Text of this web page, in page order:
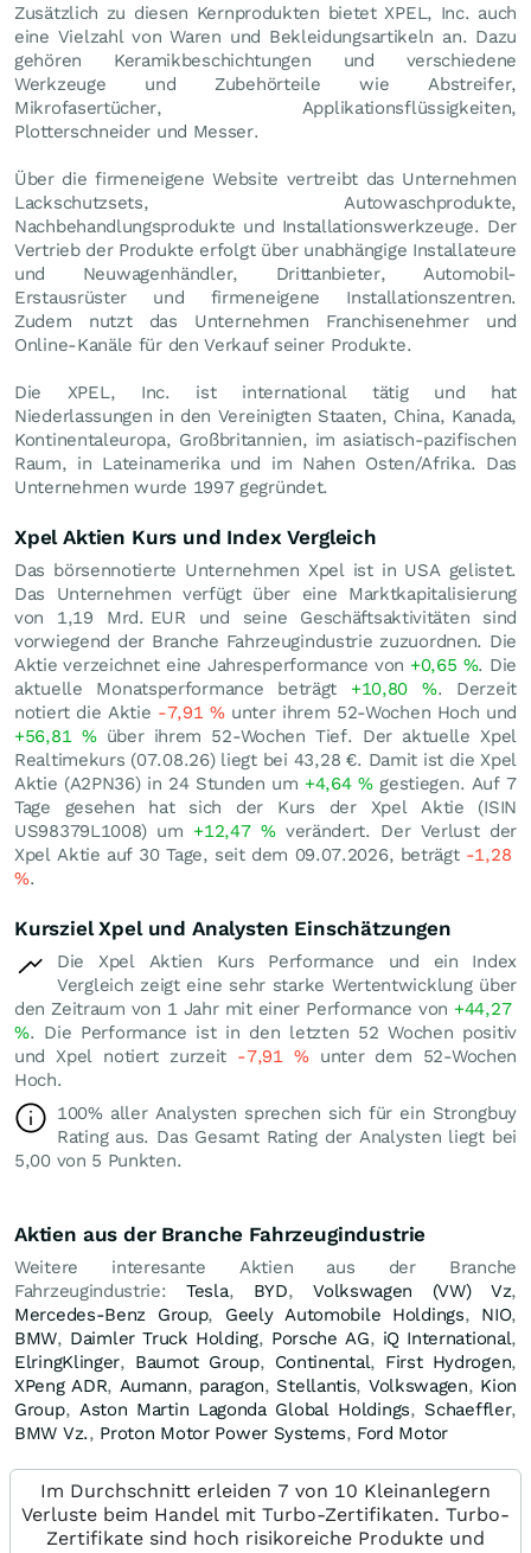
Zusätzlich zu diesen Kernprodukten bietet XPEL, Inc. auch
eine Vielzahl von Waren und Bekleidungsartikeln an. Dazu
gehören Keramikbeschichtungen und verschiedene
Werkzeuge und Zubehörteile wie Abstreifer,
Mikrofasertücher, Applikationsflüssigkeiten,
Plotterschneider und Messer.
Über die firmeneigene Website vertreibt das Unternehmen
Lackschutzsets, Autowaschprodukte,
Nachbehandlungsprodukte und Installationswerkzeuge. Der
Vertrieb der Produkte erfolgt über unabhängige Installateure
und Neuwagenhändler, Drittanbieter, Automobil-
Erstausrüster und firmeneigene Installationszentren.
Zudem nutzt das Unternehmen Franchisenehmer und
Online-Kanäle für den Verkauf seiner Produkte.
Die XPEL, Inc. ist international tätig und hat
Niederlassungen in den Vereinigten Staaten, China, Kanada,
Kontinentaleuropa, Großbritannien, im asiatisch-pazifischen
Raum, in Lateinamerika und im Nahen Osten/Afrika. Das
Unternehmen wurde 1997 gegründet.
Xpel Aktien Kurs und Index Vergleich
Das börsennotierte Unternehmen Xpel ist in USA gelistet.
Das Unternehmen verfügt über eine Marktkapitalisierung
von 1,19 Mrd. EUR und seine Geschäftsaktivitäten sind
vorwiegend der Branche Fahrzeugindustrie zuzuordnen. Die
Aktie verzeichnet eine Jahresperformance von +0,65 %. Die
aktuelle Monatsperformance beträgt +10,80 %. Derzeit
notiert die Aktie -7,91 %unter ihrem 52-Wochen Hoch und
+56,81 %über ihrem 52-Wochen Tief. Der aktuelle Xpel
Realtimekurs (07.08.26) liegt bei 43,28 €. Damit ist die Xpel
Aktie (A2PN36) in 24 Stunden um +4,64%gestiegen. Auf 7
Tage gesehen hat sich der Kurs der Xpel Aktie (ISIN
US98379L1008) um +12,47 %verändert. Der Verlust der
Xpel Aktie auf 30 Tage, seit dem 09.07.2026, beträgt -1,28
%.
Kursziel Xpel und Analysten Einschätzungen
Die Xpel Aktien Kurs Performance und ein Index
Vergleich zeigt eine sehr starke Wertentwicklung über
den Zeitraum von 1 Jahr mit einer Performance von +44,27
%. Die Performance ist in den letzten 52 Wochen positiv
und Xpel notiert zurzeit -7,91 %unter dem 52-Wochen
Hoch.
100% aller Analysten sprechen sich für ein Strongbuy
Rating aus. Das Gesamt Rating der Analysten liegt bei
5,00 von 5 Punkten.
Aktien aus der Branche Fahrzeugindustrie
Weitere interesante Aktien aus der Branche
Fahrzeugindustrie:Tesla, BYD,Volkswagen (VW) Vz,
Mercedes-Benz Group, Geely Automobile Holdings, NIO,
BMW, Daimler Truck Holding, Porsche AG, iQ International,
ElringKlinger, Baumot Group, Continental, First Hydrogen,
XPeng ADR, Aumann, paragon, Stellantis, Volkswagen, Kion
Group, Aston Martin Lagonda Global Holdings, Schaeffler,
BMW Vz., Proton Motor Power Systems, Ford Motor
Im Durchschnitt erleiden 7 von 10 Kleinanlegern
Verluste beim Handel mit Turbo-Zertifikaten. Turbo-
Zertifikate sind hoch risikoreiche Produkte und